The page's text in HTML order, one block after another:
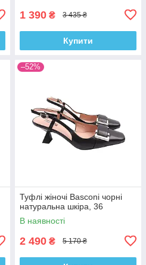
1 390 ₴ 3 435 ₴
Купити
–52%
Туфлі жіночі Basconi чорні
натуральна шкіра, 36
В наявності
2 490 ₴ 5 170 ₴